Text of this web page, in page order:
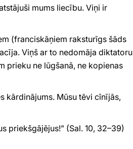
mums liecību. Viņi ir
(franciskāņiem raksturīgs šāds
Viņš ar to nedomāja diktatoru
prieku ne lūgšanā, ne kopienas
kārdinājums. Mūsu tēvi cīnījās,
priekšgājējus!” (Sal. 10, 32–39)